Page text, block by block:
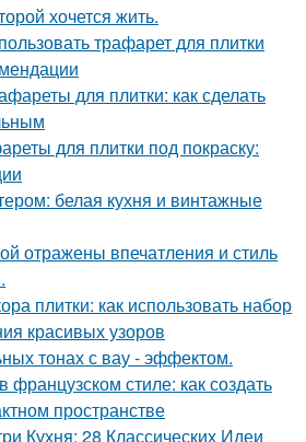
хочется жить.
трафарет для плитки
для плитки: как сделать
для плитки под покраску:
белая кухня и винтажные
отражены впечатления и стиль
плитки: как использовать набор
красивых узоров
тонах с вау - эффектом.
французском стиле: как создать
пространстве
Кухня: 28 Классических Идеи